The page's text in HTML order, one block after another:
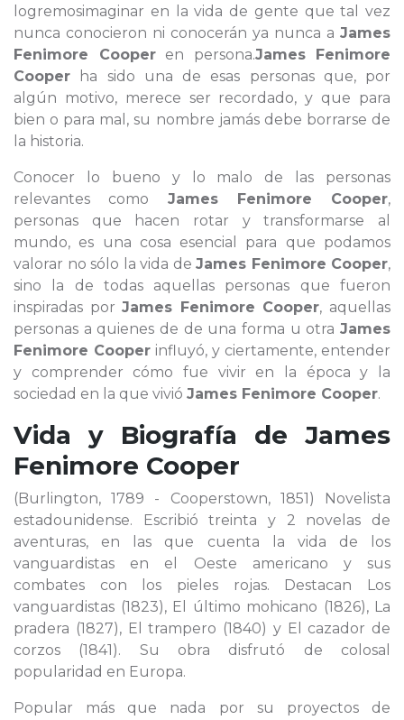
logremosimaginar en la vida de gente que tal vez
nunca conocieron ni conocerán ya nunca a James
Fenimore Cooperen persona.James Fenimore
Cooper ha sido una de esas personas que, por
algún motivo, merece ser recordado, y que para
bien o para mal, su nombre jamás debe borrarse de
la historia.
Conocer lo bueno y lo malo de las personas
relevantes como James Fenimore Cooper,
personas que hacen rotar y transformarse al
mundo, es una cosa esencial para que podamos
valorar no sólo la vida de James Fenimore Cooper,
sino la de todas aquellas personas que fueron
inspiradas porJames Fenimore Cooper, aquellas
personas a quienes de de una forma u otra James
Fenimore Cooper influyó, y ciertamente, entender
y comprender cómo fue vivir en la época y la
sociedad en la que vivió James Fenimore Cooper.
Vida y Biografía de James
Fenimore Cooper
(Burlington, 1789 - Cooperstown, 1851) Novelista
estadounidense. Escribió treinta y 2 novelas de
aventuras, en las que cuenta la vida de los
vanguardistas en el Oeste americano y sus
combates con los pieles rojas. Destacan Los
vanguardistas (1823), El último mohicano (1826), La
pradera (1827), El trampero (1840) y El cazador de
corzos (1841). Su obra disfrutó de colosal
popularidad en Europa.
Popular más que nada por su proyectos de